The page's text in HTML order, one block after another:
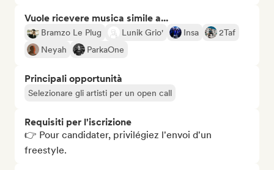
Vuole ricevere musica simile a...
Bramzo Le Plug Lunik Grio' Insa
2Taf
Neyah
ParkaOne
Principali opportunità
Selezionare gli artisti per un open call
Requisiti per l'iscrizione
👉 Pour candidater, privilégiez l'envoi d'un
freestyle.